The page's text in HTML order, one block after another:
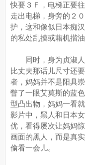
快要３Ｆ，电梯正要
走出电梯，身旁的２
护，这和像似日本痴
的私处乱摸或藉机揩油
同时，身为贞淑人
比丈夫那话儿尺寸还
者，妈妈并不是阳具
瞥了一眼艾莫斯的蓝
型凸出物，妈妈一看
影片中，黑人和日本
优，看得屡次让妈妈
画面的黑人，而是真
偷看一会儿。